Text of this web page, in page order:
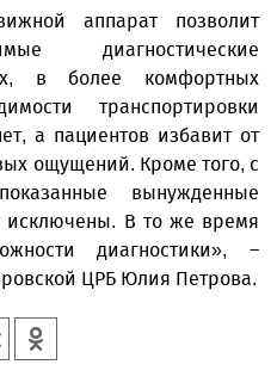
аппарат позволит
диагностические
в более комфортных
транспортировки
а пациентов избавит от
ощущений. Кроме того, с
вынужденные
исключены. В то же время
диагностики», –
ЦРБ Юлия Петрова.